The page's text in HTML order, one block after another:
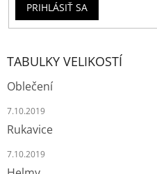
PRIHLÁSIŤ SA
TABULKY VELIKOSTÍ
Oblečení
7.10.2019
Rukavice
7.10.2019